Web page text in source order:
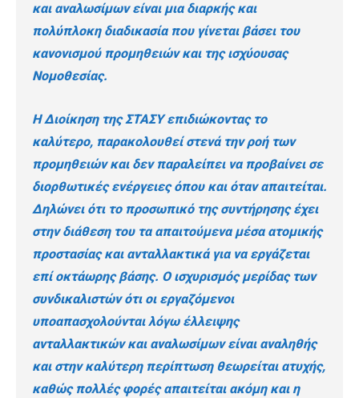
και αναλωσίμων είναι μια διαρκής και
πολύπλοκη διαδικασία που γίνεται βάσει του
κανονισμού προμηθειών και της ισχύουσας
Νομοθεσίας.
Η Διοίκηση της ΣΤΑΣΥ επιδιώκοντας το
καλύτερο, παρακολουθεί στενά την ροή των
προμηθειών και δεν παραλείπει να προβαίνει σε
διορθωτικές ενέργειες όπου και όταν απαιτείται.
Δηλώνει ότι το προσωπικό της συντήρησης έχει
στην διάθεση του τα απαιτούμενα μέσα ατομικής
προστασίας και ανταλλακτικά για να εργάζεται
επί οκτάωρης βάσης. Ο ισχυρισμός μερίδας των
συνδικαλιστών ότι οι εργαζόμενοι
υποαπασχολούνται λόγω έλλειψης
ανταλλακτικών και αναλωσίμων είναι αναληθής
και στην καλύτερη περίπτωση θεωρείται ατυχής,
καθώς πολλές φορές απαιτείται ακόμη και η